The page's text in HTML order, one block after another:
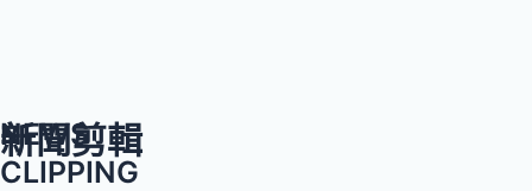
NEWS
CLIPPING
新聞剪輯